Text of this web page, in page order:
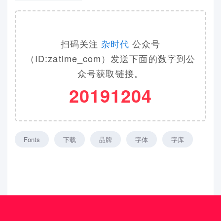
扫码关注 杂时代公众号
（ID:zatime_com）发送下面的数字到公
众号获取链接。
20191204
Fonts 下载 品牌 字体 字库